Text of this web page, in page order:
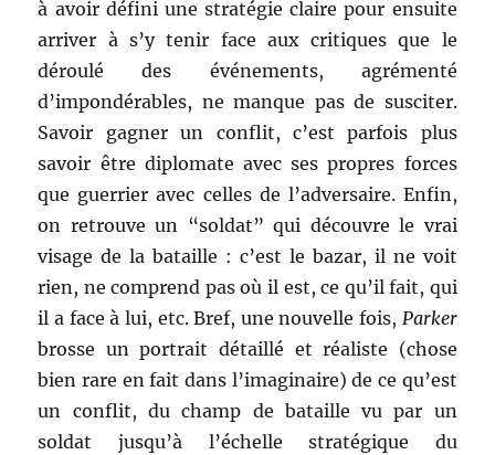
à avoir défini une stratégie claire pour ensuite
arriver à s’y tenir face aux critiques que le
déroulé des événements, agrémenté
d’impondérables, ne manque pas de susciter.
Savoir gagner un conflit, c’est parfois plus
savoir être diplomate avec ses propres forces
que guerrier avec celles de l’adversaire. Enfin,
on retrouve un “soldat” qui découvre le vrai
visage de la bataille : c’est le bazar, il ne voit
rien, ne comprend pas où il est, ce qu’il fait, qui
il a face à lui, etc. Bref, une nouvelle fois, Parker
brosse un portrait détaillé et réaliste (chose
bien rare en fait dans l’imaginaire) de ce qu’est
un conflit, du champ de bataille vu par un
soldat jusqu’à l’échelle stratégique du